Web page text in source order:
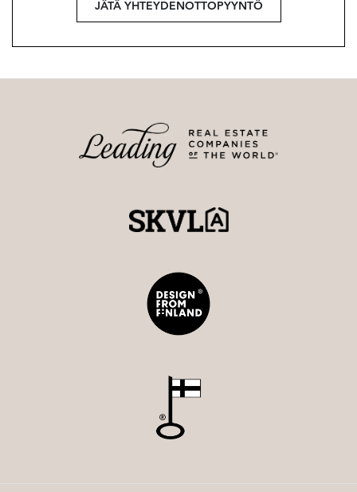
JÄTÄ YHTEYDENOTTOPYYNTÖ
Tiina Rundelin